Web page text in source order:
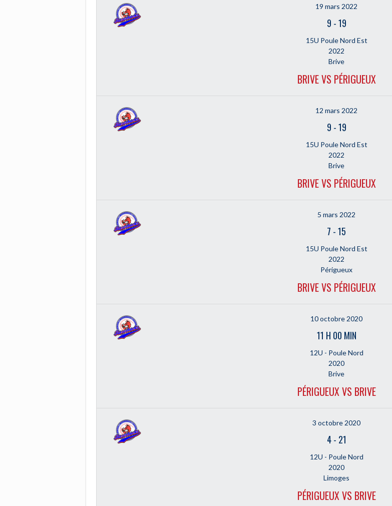
19 mars 2022
9 -19
15U Poule Nord Est
2022
Brive
BRIVE VS PÉRIGUEUX
12 mars 2022
9 -19
15U Poule Nord Est
2022
Brive
BRIVE VS PÉRIGUEUX
5 mars 2022
7 -15
15U Poule Nord Est
2022
Périgueux
BRIVE VS PÉRIGUEUX
10 octobre 2020
11 H 00 MIN
12U - Poule Nord
2020
Brive
PÉRIGUEUX VS BRIVE
3 octobre 2020
4- 21
12U - Poule Nord
2020
Limoges
PÉRIGUEUX VS BRIVE